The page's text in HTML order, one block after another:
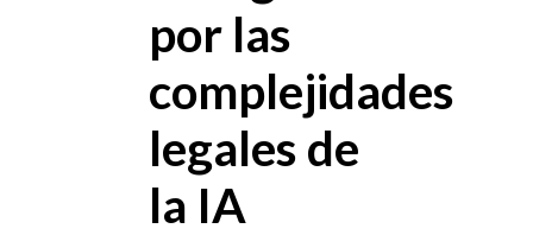
por las
complejidades
legales de
la IA